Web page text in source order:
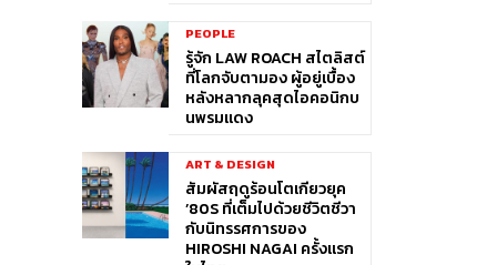
PEOPLE
รู้จัก LAW ROACH สไตลิสต์
ที่โลกจับตามอง ผู้อยู่เบื้อง
หลังหลากลุคสุดไอคอนิกบ
นพรมแดง
ART & DESIGN
สัมผัสฤดูร้อนโตเกียวยุค
’80S ที่เต็มไปด้วยชีวิตชีวา
กับนิทรรศการของ
HIROSHI NAGAI ครั้งแรก